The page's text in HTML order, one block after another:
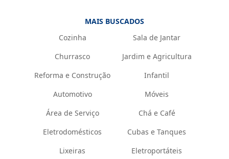
MAIS BUSCADOS
Cozinha
Sala de Jantar
Churrasco
Jardim e Agricultura
Reforma e Construção
Infantil
Automotivo
Móveis
Área de Serviço
Chá e Café
Eletrodomésticos
Cubas e Tanques
Lixeiras
Eletroportáteis